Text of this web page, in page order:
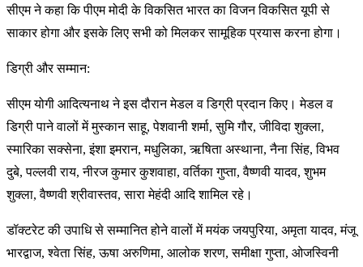
सीएम ने कहा कि पीएम मोदी के विकसित भारत का विजन विकसित यूपी से
साकार होगा और इसके लिए सभी को मिलकर सामूहिक प्रयास करना होगा।
डिग्री और सम्मान:
सीएम योगी आदित्यनाथ ने इस दौरान मेडल व डिग्री प्रदान किए। मेडल व
डिग्री पाने वालों में मुस्कान साहू, पेशवानी शर्मा, सुमि गौर, जीविदा शुक्ला,
स्मारिका सक्सेना, इंशा इमरान, मधुलिका, ऋषिता अस्थाना, नैना सिंह, विभव
दुबे, पल्लवी राय, नीरज कुमार कुशवाहा, वर्तिका गुप्ता, वैष्णवी यादव, शुभम
शुक्ला, वैष्णवी श्रीवास्तव, सारा मेहंदी आदि शामिल रहे।
डॉक्टरेट की उपाधि से सम्मानित होने वालों में मयंक जयपुरिया, अमृता यादव, मंजू
भारद्वाज, श्वेता सिंह, ऊषा अरुणिमा, आलोक शरण, समीक्षा गुप्ता, ओजस्विनी